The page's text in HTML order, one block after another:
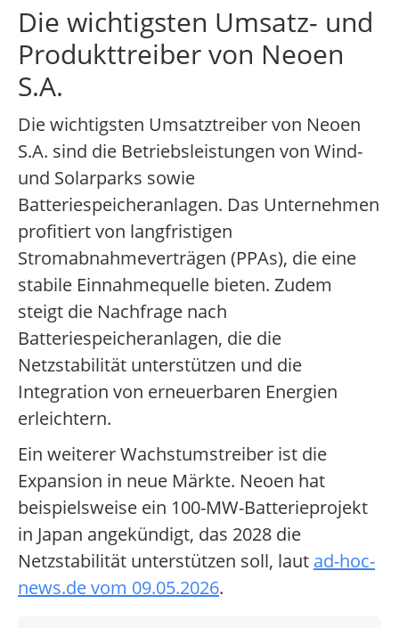
Die wichtigsten Umsatz- und
Produkttreiber von Neoen
S.A.
Die wichtigsten Umsatztreiber von Neoen
S.A. sind die Betriebsleistungen von Wind-
und Solarparks sowie
Batteriespeicheranlagen. Das Unternehmen
profitiert von langfristigen
Stromabnahmeverträgen (PPAs), die eine
stabile Einnahmequelle bieten. Zudem
steigt die Nachfrage nach
Batteriespeicheranlagen, die die
Netzstabilität unterstützen und die
Integration von erneuerbaren Energien
erleichtern.
Ein weiterer Wachstumstreiber ist die
Expansion in neue Märkte. Neoen hat
beispielsweise ein 100-MW-Batterieprojekt
in Japan angekündigt, das 2028 die
Netzstabilität unterstützen soll, laut ad-hoc-
news.de vom 09.05.2026.